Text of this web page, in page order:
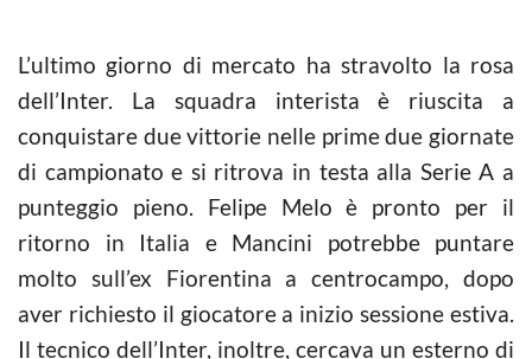
L’ultimo giorno di mercato ha stravolto la rosa
dell’Inter. La squadra interista è riuscita a
conquistare due vittorie nelle prime due giornate
di campionato e si ritrova in testa alla Serie A a
punteggio pieno. Felipe Melo è pronto per il
ritorno in Italia e Mancini potrebbe puntare
molto sull’ex Fiorentina a centrocampo, dopo
aver richiesto il giocatore a inizio sessione estiva.
Il tecnico dell’Inter, inoltre, cercava un esterno di